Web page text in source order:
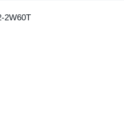
2W60T